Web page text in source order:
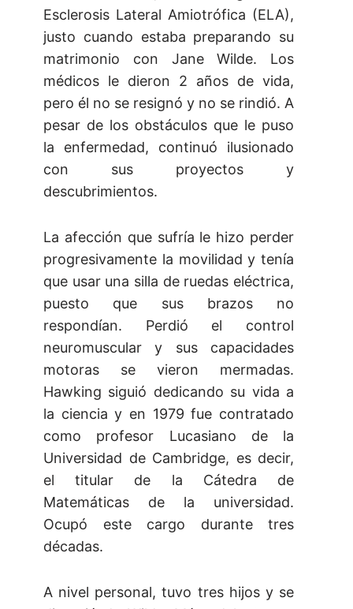
Esclerosis Lateral Amiotrófica (ELA),
justo cuando estaba preparando su
matrimonio con Jane Wilde. Los
médicos le dieron 2 años de vida,
pero él no se resignó y no se rindió. A
pesar de los obstáculos que le puso
la enfermedad, continuó ilusionado
con sus proyectos y
descubrimientos.
La afección que sufría le hizo perder
progresivamente la movilidad y tenía
que usar una silla de ruedas eléctrica,
puesto que sus brazos no
respondían. Perdió el control
neuromuscular y sus capacidades
motoras se vieron mermadas.
Hawking siguió dedicando su vida a
la ciencia y en 1979 fue contratado
como profesor Lucasiano de la
Universidad de Cambridge, es decir,
el titular de la Cátedra de
Matemáticas de la universidad.
Ocupó este cargo durante tres
décadas.
A nivel personal, tuvo tres hijos y se